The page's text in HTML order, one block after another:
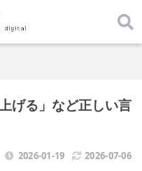
げる」など正しい言
2026-01-19 2026-07-06